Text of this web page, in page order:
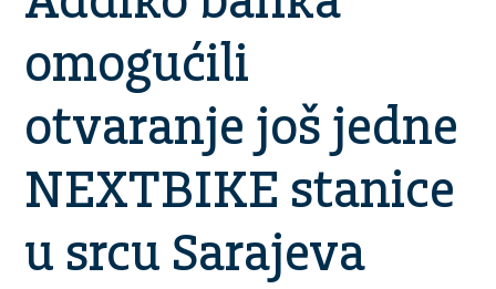
omogućili
otvaranje još jedne
NEXTBIKE stanice
u srcu Sarajeva